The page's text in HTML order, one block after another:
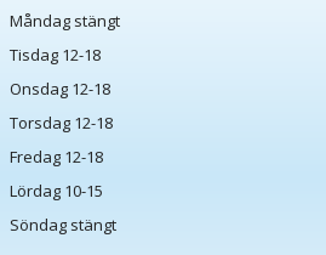
Måndag stängt
Tisdag 12-18
Onsdag 12-18
Torsdag 12-18
Fredag 12-18
Lördag 10-15
Söndag stängt